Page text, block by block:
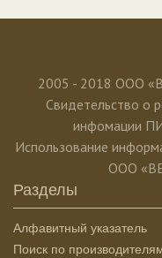
2005 - 2018 ООО
Свидетельство о
инфомации
Использование
ООО
Разделы
Алфавитный указатель
Поиск по